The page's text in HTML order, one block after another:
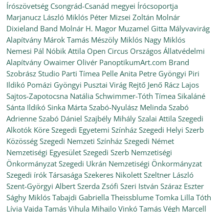
Írószövetség Csongrád-Csanád megyei Írócsoportja
Marjanucz László Miklós Péter Mizsei Zoltán Molnár
Dixieland Band Molnár H. Magor Muzamel Gitta Mályvavirág
Alapítvány Márok Tamás Mészöly Miklós Nagy Miklós
Nemesi Pál Nóbik Attila Open Circus Országos Állatvédelmi
Alapítvány Owaimer Olivér PanoptikumArt.com Brand
Szobrász Studio Parti Tímea Pelle Anita Petre Gyöngyi Piri
Ildikó Pomázi Gyöngyi Pusztai Virág Rejtő Jenő Rácz Lajos
Sajtos-Zapotocsna Natália Schwimmer-Tóth Tímea Sikaláné
Sánta Ildikó Sinka Márta Szabó-Nyulász Melinda Szabó
Adrienne Szabó Dániel Szajbély Mihály Szalai Attila Szegedi
Alkotók Köre Szegedi Egyetemi Színház Szegedi Helyi Szerb
Közösség Szegedi Nemzeti Színház Szegedi Német
Nemzetiségi Egyesület Szegedi Szerb Nemzetiségi
Önkormányzat Szegedi Ukrán Nemzetiségi Önkormányzat
Szegedi írók Társasága Szekeres Nikolett Szeltner László
Szent-Györgyi Albert Szerda Zsófi Szeri István Száraz Eszter
Sághy Miklós Tabajdi Gabriella Theissblume Tomka Lilla Tóth
Lívia Vajda Tamás Vihula Mihajlo Vinkó Tamás Végh Marcell